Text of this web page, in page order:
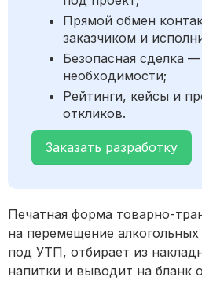
Прямой обмен
заказчиком и
Безопасная сделка
необходимости;
Рейтинги, кейсы и
откликов.
Заказать разработку
Печатная форма товарно-
на перемещение
под УТП, отбирает из
напитки и выводит на бланк